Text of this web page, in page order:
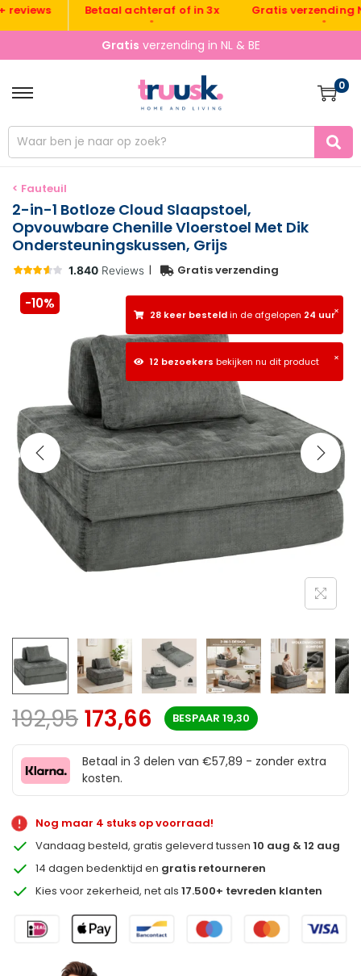
Betaal achteraf of in 3x Gratis verzending NL &
Vandaag besteld, morgen gratisverzonden
0
< Fauteuil
2-in-1 Botloze Cloud Slaapstoel,
Opvouwbare Chenille Vloerstoel Met Dik
Ondersteuningskussen, Grijs
| Gratis verzending
×
28 keer besteldin de afgelopen 24 uur
×
12 bezoekers bekijken nu dit product
-10%
192,95 173,66 BESPAAR 19,30
Betaal in 3 delen van €57,89 - zonder extra
kosten.
Nog maar 4 stuks op voorraad!
Vandaag besteld, gratis geleverd tussen10 aug & 12 aug
14 dagen bedenktijd en gratis retourneren
Kies voor zekerheid, net als17.500+ tevreden klanten